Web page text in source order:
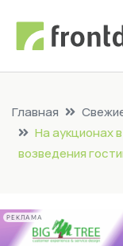
Главная
На аукционах
возведения
РЕКЛАМА